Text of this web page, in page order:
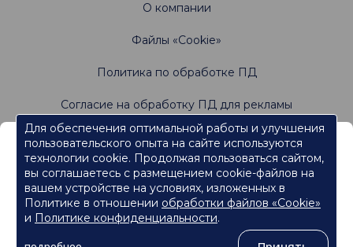
О компании
Файлы «Cookie»
Политика по обработке ПД
Согласие на обработку ПД для рекламы
Не является офертой. Имеются противопоказания.
Проконсультируйтесь со специалистами
Информация, содержащаяся на данном веб-
сайте, предназначена для работников
сферы здравоохранения.
Нажмите кнопку "Продолжить", чтобы подтвердить, что
являетесь работником сферы здравоохранения и перейти к
Для обеспечения оптимальной работы и улучшения
пользовательского опыта на сайте используются
технологии cookie. Продолжая пользоваться сайтом,
вы соглашаетесь с размещением cookie-файлов на
вашем устройстве на условиях, изложенных в
Политике в отношении обработки файлов «Cookie»
и Политике конфиденциальности.